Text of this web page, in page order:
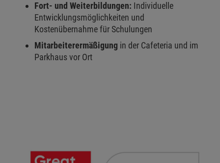
Fort- und Weiterbildungen: Individuelle
Entwicklungsmöglichkeiten und
Kostenübernahme für Schulungen
Mitarbeiterermäßigung in der Cafeteria und im
Parkhaus vor Ort